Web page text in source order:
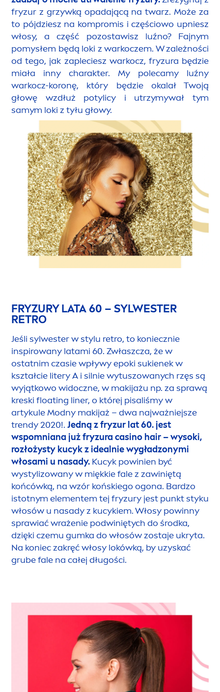
fryzur z grzywką opadającą na twarz. Może za
to pójdziesz na kompromis i częściowo upniesz
włosy, a część pozostawisz luźno? Fajnym
pomysłem będą loki z warkoczem. W zależności
od tego, jak zapleciesz warkocz, fryzura będzie
miała inny charakter. My polecamy luźny
warkocz-koronę, który będzie okalał Twoją
głowę wzdłuż potylicy i utrzymywał tym
samym loki z tyłu głowy.
FRYZURY LATA 60 – SYLWESTER
RETRO
Jeśli sylwester w stylu retro, to koniecznie
inspirowany latami 60. Zwłaszcza, że w
ostatnim czasie wpływy epoki sukienek w
kształcie litery A i silnie wytuszowanych rzęs są
wyjątkowo widoczne, w makijażu np. za sprawą
kreski floating liner, o której pisaliśmy w
artykule Modny makijaż – dwa najważniejsze
trendy 2020!. Jedną z fryzur lat 60. jest
wspomniana już fryzura casino hair – wysoki,
rozłożysty kucyk z idealnie wygładzonymi
włosami u nasady. Kucyk powinien być
wystylizowany w miękkie fale z zawiniętą
końcówką, na wzór końskiego ogona. Bardzo
istotnym elementem tej fryzury jest punkt styku
włosów u nasady z kucykiem. Włosy powinny
sprawiać wrażenie podwiniętych do środka,
dzięki czemu gumka do włosów zostaje ukryta.
Na koniec zakręć włosy lokówką, by uzyskać
grube fale na całej długości.